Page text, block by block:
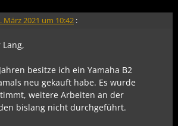
März 2021 um 10:42 :
besitze ich ein Yamaha B2
neu gekauft habe. Es wurde
weitere Arbeiten an der
bislang nicht durchgeführt.